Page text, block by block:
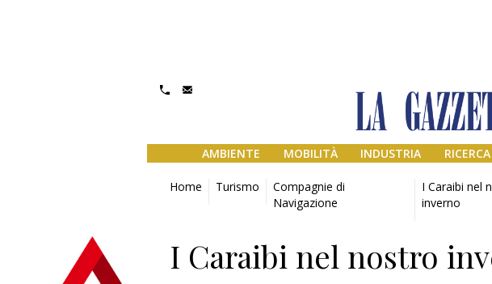
AMBIENTE MOBILITÀ INDUSTRIA RICERCA
Home Turismo
Compagnie di
Navigazione
I Caraibi nel
inverno
I Caraibi nel nostro